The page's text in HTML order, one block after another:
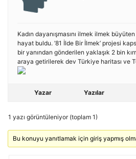
Kadın dayanışmasını ilmek ilmek
hayat buldu. ’81 İlde Bir İlmek’ projesi
bir yanından gönderilen yaklaşık 2 bin
araya getirilerek dev Türkiye haritası ve
Yazar Yazılar
1 yazı görüntüleniyor (toplam 1)
Bu konuyu yanıtlamak için giriş yapmış